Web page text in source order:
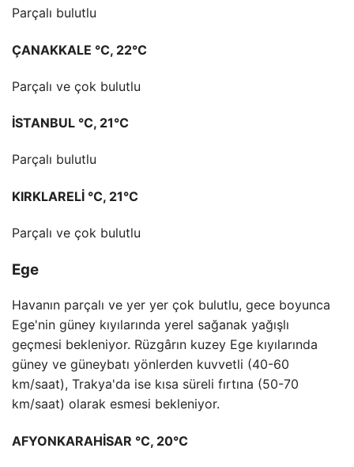
Parçalı bulutlu
ÇANAKKALE °C, 22°C
Parçalı ve çok bulutlu
İSTANBUL °C, 21°C
Parçalı bulutlu
KIRKLARELİ °C, 21°C
Parçalı ve çok bulutlu
Ege
Havanın parçalı ve yer yer çok bulutlu, gece boyunca
Ege'nin güney kıyılarında yerel sağanak yağışlı
geçmesi bekleniyor. Rüzgârın kuzey Ege kıyılarında
güney ve güneybatı yönlerden kuvvetli (40-60
km/saat), Trakya'da ise kısa süreli fırtına (50-70
km/saat) olarak esmesi bekleniyor.
AFYONKARAHİSAR °C, 20°C